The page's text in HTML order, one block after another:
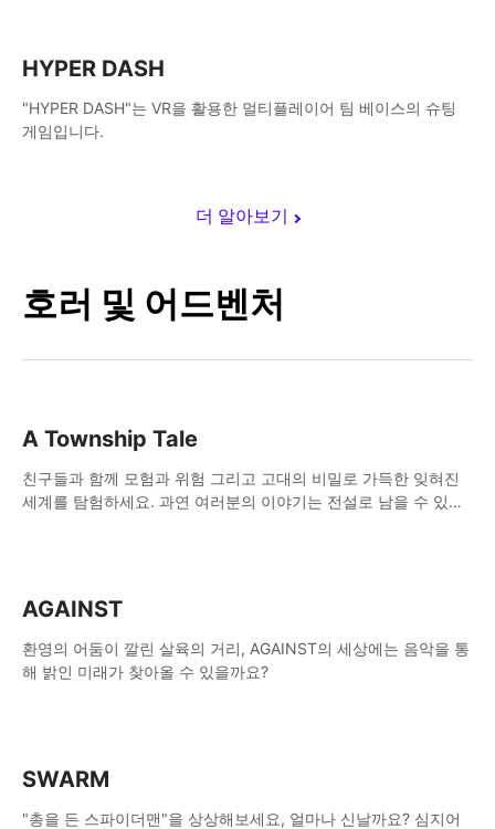
더 알아보기
HYPER DASH
"HYPER DASH"는 VR을 활용한 멀티플레이어 팀 베이스의 슈팅
게임입니다.
호러 및 어드벤처
A Township Tale
친구들과 함께 모험과 위험 그리고 고대의 비밀로 가득한 잊혀진
세계를 탐험하세요. 과연 여러분의 이야기는 전설로 남을 수 있을
AGAINST
환영의 어둠이 깔린 살육의 거리, AGAINST의 세상에는 음악을 통
해 밝인 미래가 찾아올 수 있을까요?
SWARM
"총을 든 스파이더맨"을 상상해보세요, 얼마나 신날까요? 심지어